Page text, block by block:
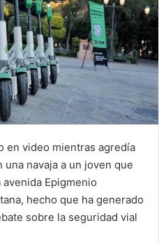
en video mientras agredía
navaja a un joven que
Epigmenio
hecho que ha generado
sobre la seguridad vial